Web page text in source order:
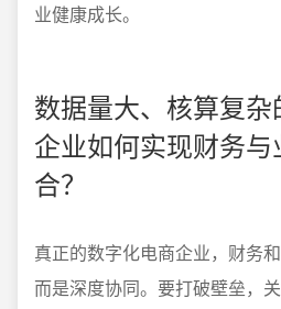
业健康成长。
数据量大、核算复
企业如何实现财务
合？
真正的数字化电商企业，财务和
而是深度协同。要打破壁垒，